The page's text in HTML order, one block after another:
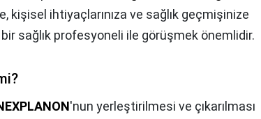
kişisel ihtiyaçlarınıza ve sağlık geçmişinize
sağlık profesyoneli ile görüşmek önemlidir.
'nun yerleştirilmesi ve çıkarılması